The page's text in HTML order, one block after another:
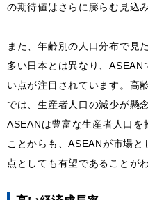
の期待値はさらに膨らむ見込み
また、年齢別の人口分布で見
多い日本とは異なり、ASEAN
い点が注目されています。高
では、生産者人口の減少が懸
ASEANは豊富な生産者人口を
ことからも、ASEANが市場
点としても有望であることが